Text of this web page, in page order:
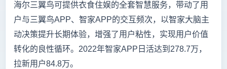
海尔三翼鸟可提供衣食住娱的全套智慧服务，带动了用
户与三翼鸟APP、智家APP的交互频次，以智家大脑主
动决策提升长期体验，增强了用户粘性，实现用户价值
转化的良性循环。2022年智家APP日活达到278.7万，
拉新用户84.8万。